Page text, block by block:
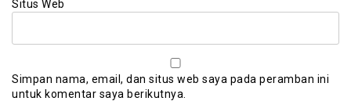
Situs Web
Simpan nama, email, dan situs web saya pada peramban ini
untuk komentar saya berikutnya.